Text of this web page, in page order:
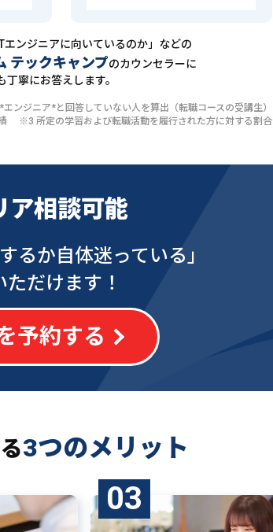
エンジニアに向いているのか」などの
テックキャンプのカウンセラーに
寧にお答えします。
ジニア*と回答していない人を算出（転職コースの受講生）
※3 所定の学習および転職活動を履行された方に対する割合
ア相談可能
するか自体迷っている」
だけます！
予約する
3つのメリット
03